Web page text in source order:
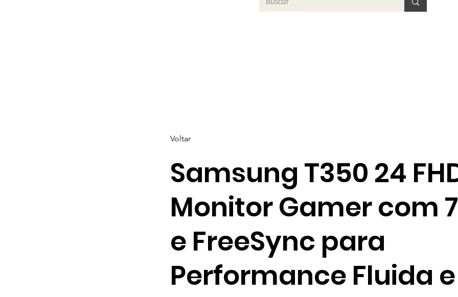
Voltar
Samsung T350 24
Monitor Gamer com
e FreeSync para
Performance Fluida e